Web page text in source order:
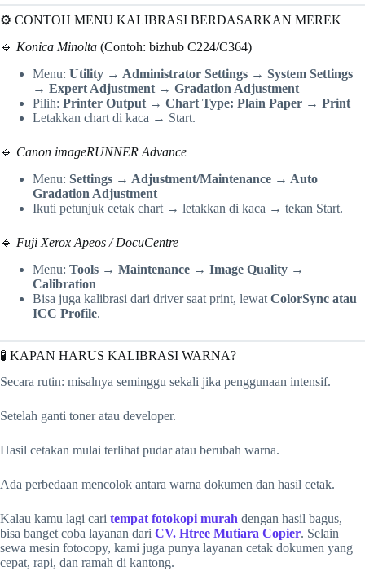
⚙️ CONTOH MENU KALIBRASI BERDASARKAN MEREK
🔹 Konica Minolta (Contoh: bizhub C224/C364)
Menu: Utility → Administrator Settings → System Settings
→ Expert Adjustment → Gradation Adjustment
Pilih: Printer Output → Chart Type: Plain Paper → Print
Letakkan chart di kaca → Start.
🔹 Canon imageRUNNER Advance
Menu: Settings → Adjustment/Maintenance → Auto
Gradation Adjustment
Ikuti petunjuk cetak chart → letakkan di kaca → tekan Start.
🔹 Fuji Xerox Apeos / DocuCentre
Menu: Tools → Maintenance → Image Quality →
Calibration
Bisa juga kalibrasi dari driver saat print, lewat ColorSync atau
ICC Profile.
🧪 KAPAN HARUS KALIBRASI WARNA?
Secara rutin: misalnya seminggu sekali jika penggunaan intensif.
Setelah ganti toner atau developer.
Hasil cetakan mulai terlihat pudar atau berubah warna.
Ada perbedaan mencolok antara warna dokumen dan hasil cetak.
Kalau kamu lagi cari tempat fotokopi murah dengan hasil bagus,
bisa banget coba layanan dari CV. Htree Mutiara Copier. Selain
sewa mesin fotocopy, kami juga punya layanan cetak dokumen yang
cepat, rapi, dan ramah di kantong.